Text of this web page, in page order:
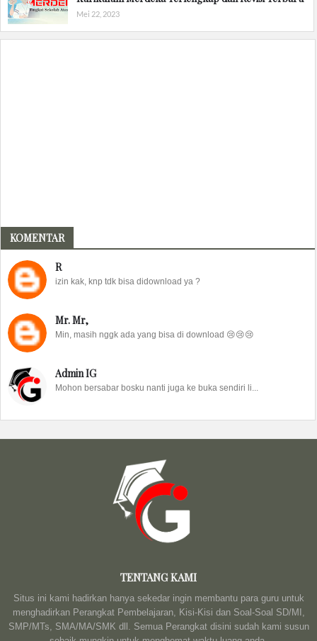
Mei 22, 2023
KOMENTAR
R
izin kak, knp tdk bisa didownload ya ?
Mr. Mr,
Min, masih nggk ada yang bisa di download 😢😢😢
Admin IG
Mohon bersabar bosku nanti juga ke buka sendiri li...
TENTANG KAMI
Situs ini kami hadirkan hanya sekedar ingin membantu para guru untuk
menghadirkan Perangkat Pembelajaran, Kisi-Kisi dan Soal-Soal SD/MI,
SMP/MTs, SMA/MA/SMK dll. Semua Perangkat disini sudah kami susun